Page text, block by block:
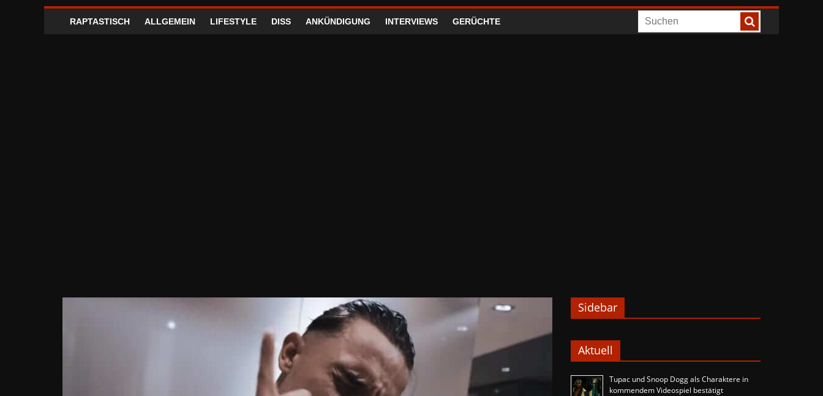
RAPTASTISCH ALLGEMEIN LIFESTYLE DISS ANKÜNDIGUNG INTERVIEWS GERÜCHTE
Sidebar
Aktuell
Tupac und Snoop Dogg als Charaktere in
kommendem Videospiel bestätigt